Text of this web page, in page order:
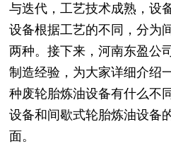
与迭代，工艺技术成熟，设
设备根据工艺的不同，分为
两种。接下来，河南东盈公
制造经验，为大家详细介绍
种废轮胎炼油设备有什么不
设备和间歇式轮胎炼油设备
面。